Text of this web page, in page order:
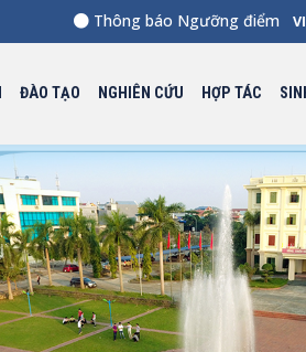
Thông báo Ngưỡng điểm xétVI
ĐÀO TẠO NGHIÊN CỨU HỢP TÁC